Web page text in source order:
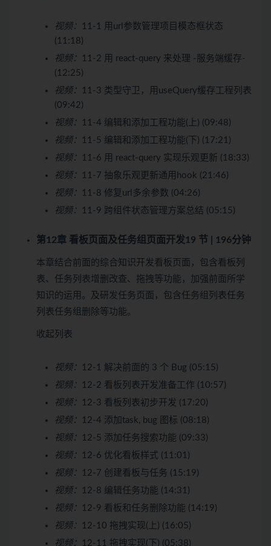
视频：
11-1 用url参数管理项目模态框状态
(11:18)
视频：
11-2 用 react-query 来处理 -服务端缓存-
(12:25)
视频：
11-3 类型守卫，用useQuery缓存工程列表
(09:42)
视频：
11-4 编辑和添加工程功能(上) (09:48)
视频：
11-5 编辑和添加工程功能(下) (17:21)
视频：
11-6 用 react-query 实现乐观更新 (18:33)
视频：
11-7 抽象乐观更新通用hook (21:46)
视频：
11-8 修复url多余参数 (04:26)
视频：
11-9 跨组件状态管理方案总结 (05:15)
第12章 看板页面及任务组页面开发19 节 | 196分钟
本章结合前面的综合知识开发看板页面，包含看板列
表、任务列表增删改查、拖拽等功能，加强前面所学
知识的运用。及研发任务页面，包含任务组列表任务
列表任务组删除等功能。
收起列表
视频：
12-1 解决前面的 3 个 Bug (05:15)
视频：
12-2 看板列表开发准备工作 (10:57)
视频：
12-3 看板列表初步开发 (17:20)
视频：
12-4 添加task, bug 图标 (08:18)
视频：
12-5 添加任务搜索功能 (09:33)
视频：
12-6 优化看板样式 (11:01)
视频：
12-7 创建看板与任务 (15:19)
视频：
12-8 编辑任务功能 (14:31)
视频：
12-9 看板和任务删除功能 (14:19)
视频：
12-10 拖拽实现(上) (16:05)
视频：
12-11 拖拽实现(下) (05:38)